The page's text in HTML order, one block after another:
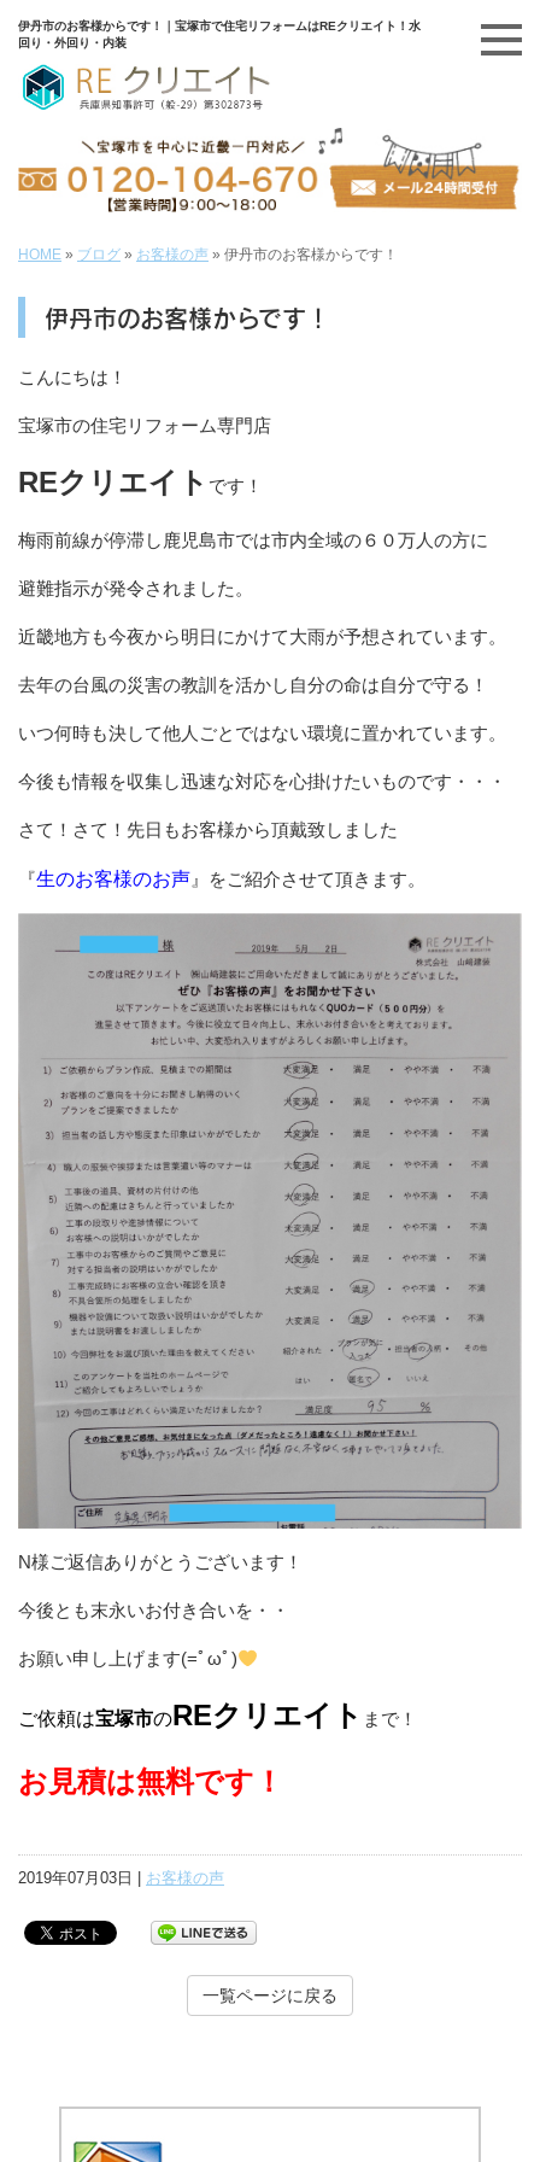
伊丹市のお客様からです！｜宝塚市で住宅リフォームはREクリエイト！水
回り・外回り・内装
HOME » ブログ » お客様の声 » 伊丹市のお客様からです！
伊丹市のお客様からです！
こんにちは！
宝塚市の住宅リフォーム専門店
REクリエイト です！
梅雨前線が停滞し鹿児島市では市内全域の６０万人の方に
避難指示が発令されました。
近畿地方も今夜から明日にかけて大雨が予想されています。
去年の台風の災害の教訓を活かし自分の命は自分で守る！
いつ何時も決して他人ごとではない環境に置かれています。
今後も情報を収集し迅速な対応を心掛けたいものです・・・
さて！さて！先日もお客様から頂戴致しました
『生のお客様のお声 』をご紹介させて頂きます。
N様ご返信ありがとうございます！
今後とも末永いお付き合いを・・
お願い申し上げます(=ﾟωﾟ)
ご依頼は宝塚市のREクリエイト まで！
お見積は無料です！
2019年07月03日 | お客様の声
一覧ページに戻る